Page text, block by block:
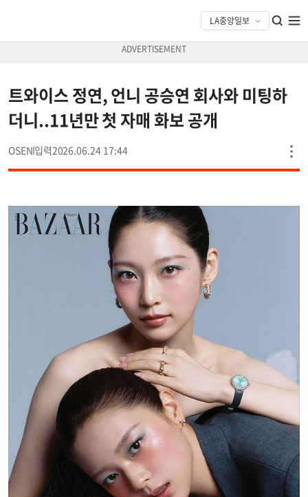
트와이스 정연, 언니 공승연 회사와 미팅하
더니..11년만 첫 자매 화보 공개
OSEN 2026.06.24 17:44